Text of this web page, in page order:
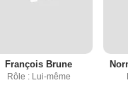
François Brune
Rôle : Lui-même